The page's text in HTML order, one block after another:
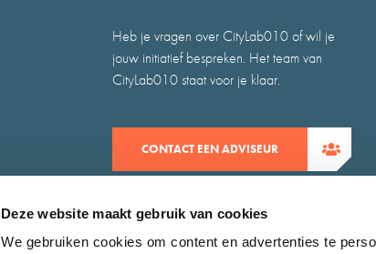
Deze website maakt gebruik van cookies
We gebruiken cookies om content en advertenties te
Heb je vragen over CityLab010 of wil je
jouw initiatief bespreken. Het team van
CityLab010 staat voor je klaar.
CONTACT EEN ADVISEUR